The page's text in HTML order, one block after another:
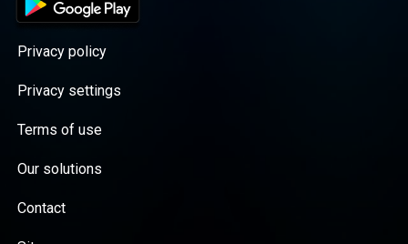
Privacy policy
Privacy settings
Terms of use
Our solutions
Contact